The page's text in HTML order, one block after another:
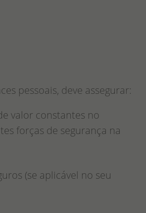
pessoais, deve assegurar:
valor constantes no
forças de segurança na
(se aplicável no seu